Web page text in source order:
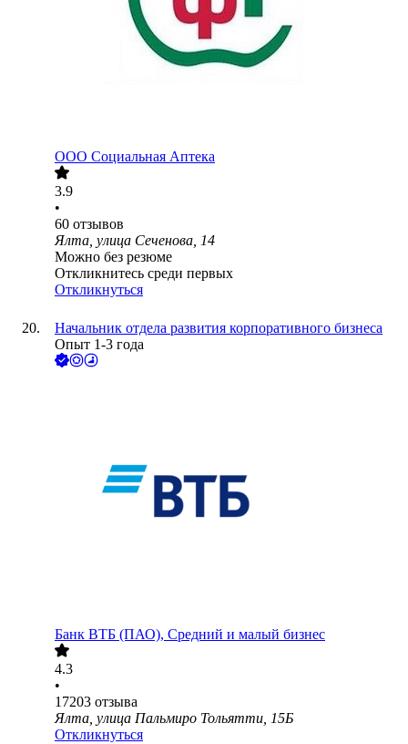
ООО Социальная Аптека
3.9
•
60 отзывов
Ялта, улица Сеченова, 14
Можно без резюме
Откликнитесь среди первых
Откликнуться
Начальник отдела развития корпоративного бизнеса
Опыт 1-3 года
Банк ВТБ (ПАО), Средний и малый бизнес
4.3
•
17203 отзыва
Ялта, улица Пальмиро Тольятти, 15Б
Откликнуться